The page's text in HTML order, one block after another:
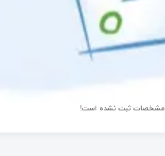
مشخصات ثبت نشده است!